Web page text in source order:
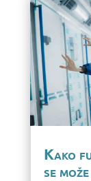
Kako
se